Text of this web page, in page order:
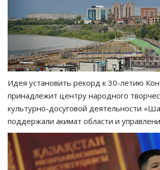
Идея установить рекорд к 30-летию
принадлежит центру народного
культурно-досуговой деятельности
поддержали акимат области и